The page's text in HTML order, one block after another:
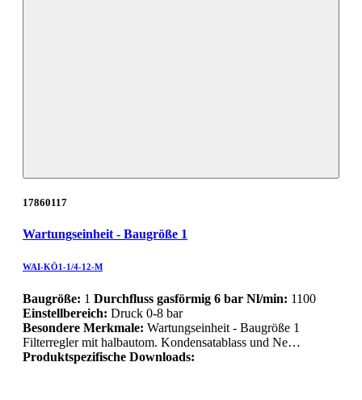
17860117
Wartungseinheit - Baugröße 1
WAI-KÖ1-1/4-12-M
Baugröße: 1 Durchfluss gasförmig 6 bar Nl/min: 1100
Einstellbereich: Druck 0-8 bar
Besondere Merkmale: Wartungseinheit - Baugröße 1
Filterregler mit halbautom. Kondensatablass und Ne…
Produktspezifische Downloads: